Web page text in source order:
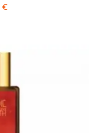
€